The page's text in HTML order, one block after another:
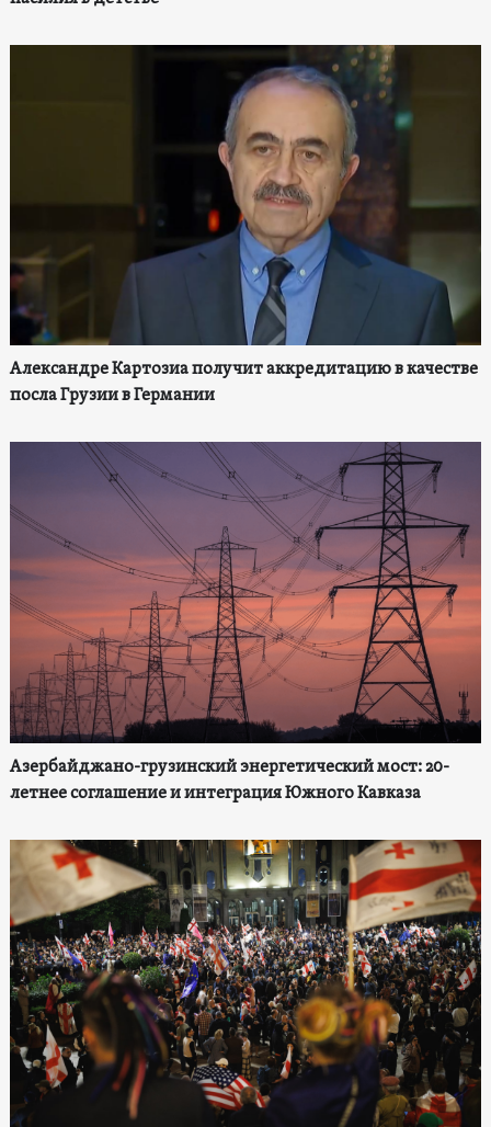
Александре Картозиа получит аккредитацию в качестве
посла Грузии в Германии
Азербайджано-грузинский энергетический мост: 20-
летнее соглашение и интеграция Южного Кавказа